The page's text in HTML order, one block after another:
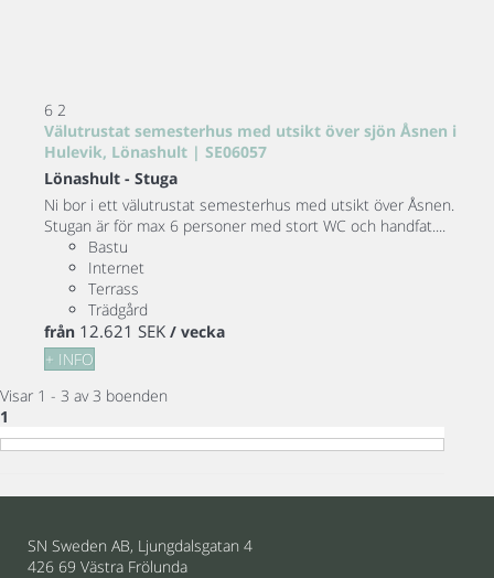
6 2
Välutrustat semesterhus med utsikt över sjön Åsnen i
Hulevik, Lönashult | SE06057
Lönashult - Stuga
Ni bor i ett välutrustat semesterhus med utsikt över Åsnen.
Stugan är för max 6 personer med stort WC och handfat....
Bastu
Internet
Terrass
Trädgård
från 12.621 SEK / vecka
+ INFO
Visar 1 - 3 av 3 boenden
1
SN Sweden AB, Ljungdalsgatan 4
426 69 Västra Frölunda